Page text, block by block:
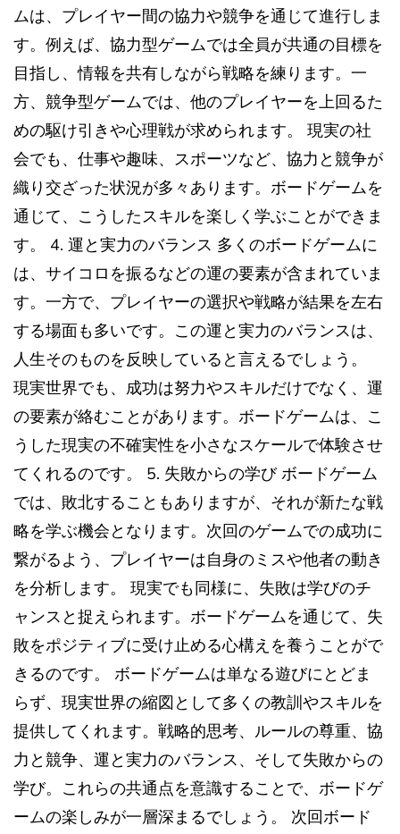
ムは、プレイヤー間の協力や競争を通じて進行しま
す。例えば、協力型ゲームでは全員が共通の目標を
目指し、情報を共有しながら戦略を練ります。一
方、競争型ゲームでは、他のプレイヤーを上回るた
めの駆け引きや心理戦が求められます。 現実の社
会でも、仕事や趣味、スポーツなど、協力と競争が
織り交ざった状況が多々あります。ボードゲームを
通じて、こうしたスキルを楽しく学ぶことができま
す。 4. 運と実力のバランス 多くのボードゲームに
は、サイコロを振るなどの運の要素が含まれていま
す。一方で、プレイヤーの選択や戦略が結果を左右
する場面も多いです。この運と実力のバランスは、
人生そのものを反映していると言えるでしょう。
現実世界でも、成功は努力やスキルだけでなく、運
の要素が絡むことがあります。ボードゲームは、こ
うした現実の不確実性を小さなスケールで体験させ
てくれるのです。 5. 失敗からの学び ボードゲーム
では、敗北することもありますが、それが新たな戦
略を学ぶ機会となります。次回のゲームでの成功に
繋がるよう、プレイヤーは自身のミスや他者の動き
を分析します。 現実でも同様に、失敗は学びのチ
ャンスと捉えられます。ボードゲームを通じて、失
敗をポジティブに受け止める心構えを養うことがで
きるのです。 ボードゲームは単なる遊びにとどま
らず、現実世界の縮図として多くの教訓やスキルを
提供してくれます。戦略的思考、ルールの尊重、協
力と競争、運と実力のバランス、そして失敗からの
学び。これらの共通点を意識することで、ボードゲ
ームの楽しみが一層深まるでしょう。 次回ボード